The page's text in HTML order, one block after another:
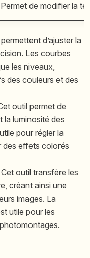
Permet de modifier la
d’ajuster la
Les courbes
les niveaux,
des couleurs et des
outil permet de
la luminosité des
pour régler la
des effets colorés
Cet outil transfère les
créant ainsi une
images. La
utile pour les